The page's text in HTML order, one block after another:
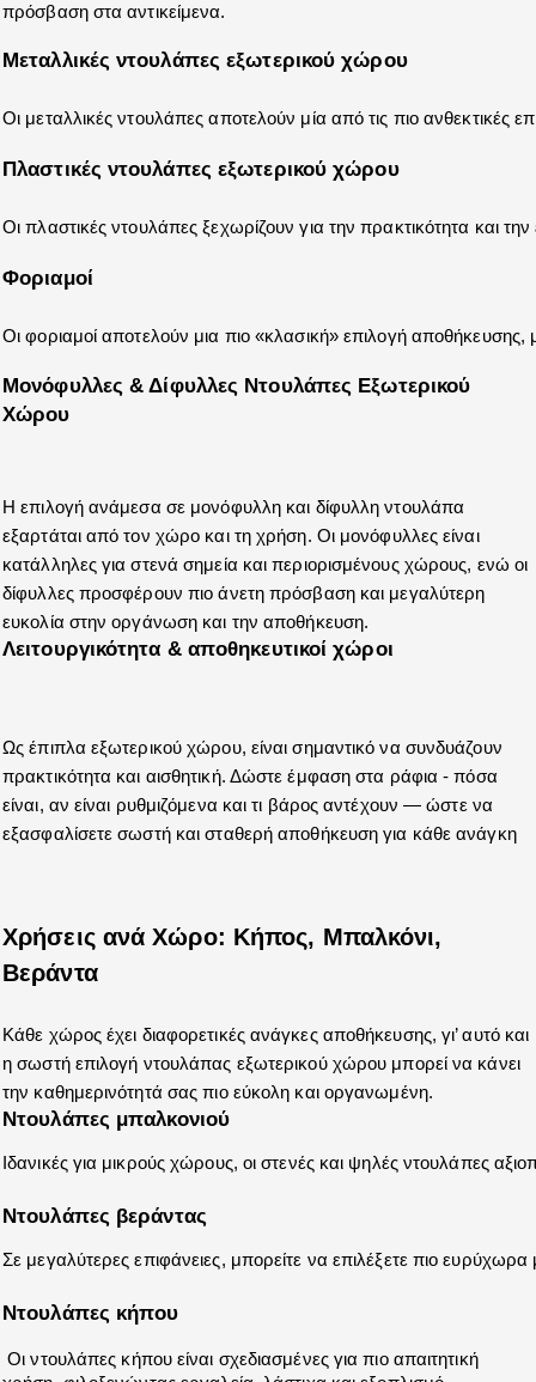
πρόσβαση στα αντικείμενα.
Μεταλλικές ντουλάπες εξωτερικού χώρου
Οι μεταλλικές ντουλάπες αποτελούν μία από τις πιο
Πλαστικές ντουλάπες εξωτερικού χώρου
Οι πλαστικές ντουλάπες ξεχωρίζουν για την πρακτικότητα και
Φοριαμοί
Οι φοριαμοί αποτελούν μια πιο «κλασική» επιλογή αποθήκευσης,
Μονόφυλλες & Δίφυλλες Ντουλάπες Εξωτερικού
Χώρου
Η επιλογή ανάμεσα σε μονόφυλλη και δίφυλλη ντουλάπα
εξαρτάται από τον χώρο και τη χρήση. Οι μονόφυλλες είναι
κατάλληλες για στενά σημεία και περιορισμένους χώρους, ενώ οι
δίφυλλες προσφέρουν πιο άνετη πρόσβαση και μεγαλύτερη
ευκολία στην οργάνωση και την αποθήκευση.
Λειτουργικότητα & αποθηκευτικοί χώροι
Ως έπιπλα εξωτερικού χώρου, είναι σημαντικό να συνδυάζουν
πρακτικότητα και αισθητική. Δώστε έμφαση στα ράφια - πόσα
είναι, αν είναι ρυθμιζόμενα και τι βάρος αντέχουν — ώστε να
εξασφαλίσετε σωστή και σταθερή αποθήκευση για κάθε ανάγκη
Χρήσεις ανά Χώρο: Κήπος, Μπαλκόνι,
Βεράντα
Κάθε χώρος έχει διαφορετικές ανάγκες αποθήκευσης, γι’ αυτό και
η σωστή επιλογή ντουλάπας εξωτερικού χώρου μπορεί να κάνει
την καθημερινότητά σας πιο εύκολη και οργανωμένη.
Ντουλάπες μπαλκονιού
Ιδανικές για μικρούς χώρους, οι στενές και ψηλές ντουλάπες
Ντουλάπες βεράντας
Σε μεγαλύτερες επιφάνειες, μπορείτε να επιλέξετε πιο
Ντουλάπες κήπου
Οι ντουλάπες κήπου είναι σχεδιασμένες για πιο απαιτητική